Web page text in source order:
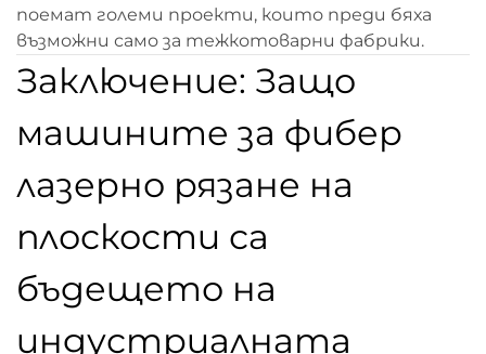
поемат големи проекти, които преди бяха
възможни само за тежкотоварни фабрики.
Заключение: Защо
машините за фибер
лазерно рязане на
плоскости са
бъдещето на
индустриалната